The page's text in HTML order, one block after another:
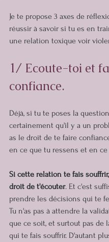
Je te propose 3 axes de
réussir à savoir si tu es en
une relation toxique voir
1/ Ecoute-toi et
confiance.
Déjà, si tu te poses la
certainement qu'il y a un
as le droit de te faire
en ce que tu ressens et en
Si cette relation te fais
droit de t'écouter. Et c'est
prendre les décisions qui te
Tu n'as pas à attendre la
que ce soit, et surtout pas de
qui te fais souffrir. D'autant